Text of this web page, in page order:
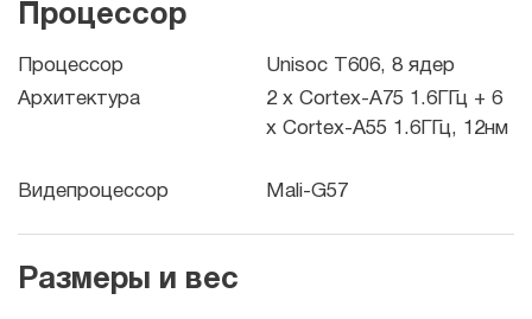
Процессор
Процессор
Unisoc T606, 8 ядер
Архитектура
2 x Cortex-A75 1.6ГГц + 6
x Cortex-A55 1.6ГГц, 12нм
Видепроцессор Mali-G57
Размеры и вес